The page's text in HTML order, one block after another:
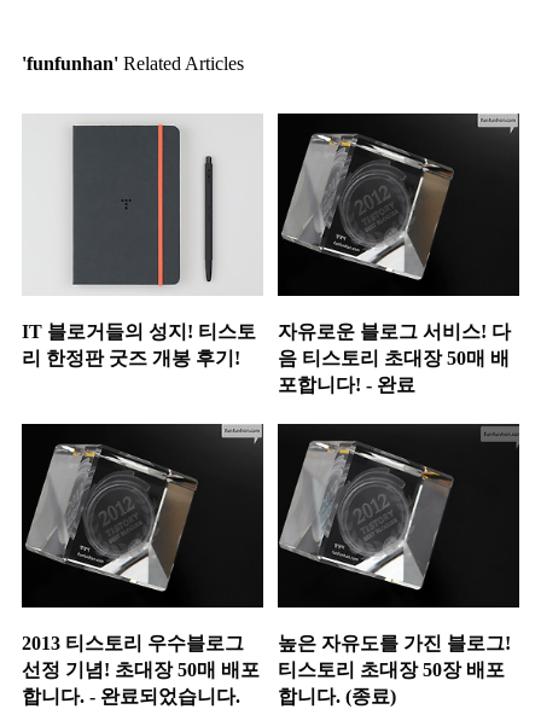
'funfunhan' Related Articles
IT 블로거들의 성지! 티스토
리 한정판 굿즈 개봉 후기!
자유로운 블로그 서비스! 다
음 티스토리 초대장 50매 배
포합니다! - 완료
2013 티스토리 우수블로그
선정 기념! 초대장 50매 배포
합니다. - 완료되었습니다.
높은 자유도를 가진 블로그!
티스토리 초대장 50장 배포
합니다. (종료)